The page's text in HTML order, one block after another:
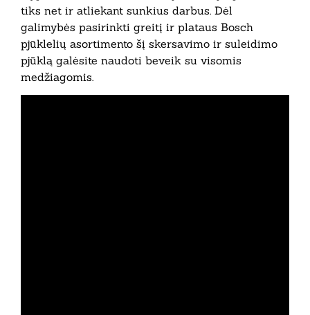
tiks net ir atliekant sunkius darbus. Dėl
galimybės pasirinkti greitį ir plataus Bosch
pjūklelių asortimento šį skersavimo ir suleidimo
pjūklą galėsite naudoti beveik su visomis
medžiagomis.